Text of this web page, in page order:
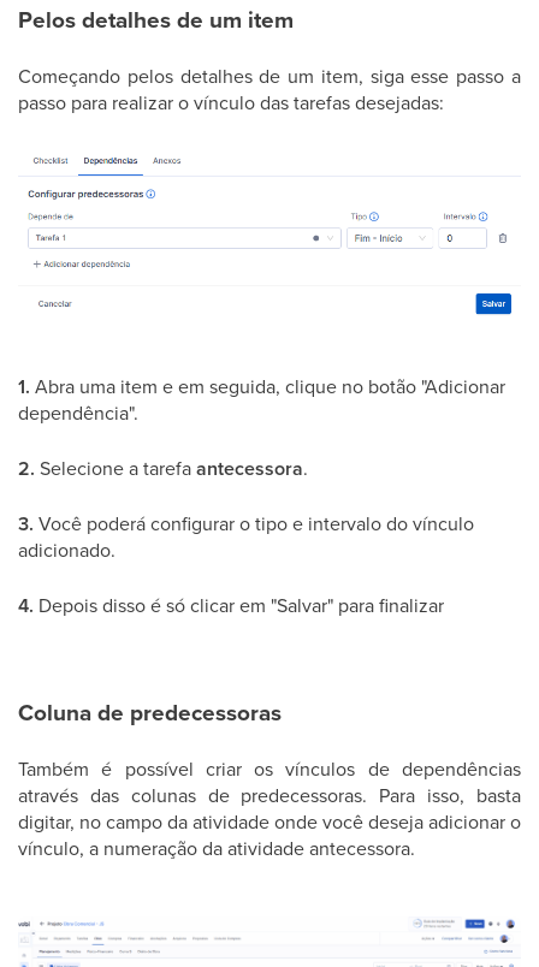
Pelos detalhes de um item
Começando pelos detalhes de um item, siga esse passo a
passo para realizar o vínculo das tarefas desejadas:
1. Abra uma item e em seguida, clique no botão "Adicionar
dependência".
2. Selecione a tarefaantecessora.
3. Você poderá configurar o tipo e intervalo do vínculo
adicionado.
4. Depois disso é só clicar em "Salvar" para finalizar
Coluna de predecessoras
Também é possível criar os vínculos de dependências
através das colunas de predecessoras. Para isso, basta
digitar, no campo da atividade onde você deseja adicionar o
vínculo, a numeração da atividade antecessora.